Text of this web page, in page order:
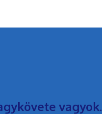
vagyok.